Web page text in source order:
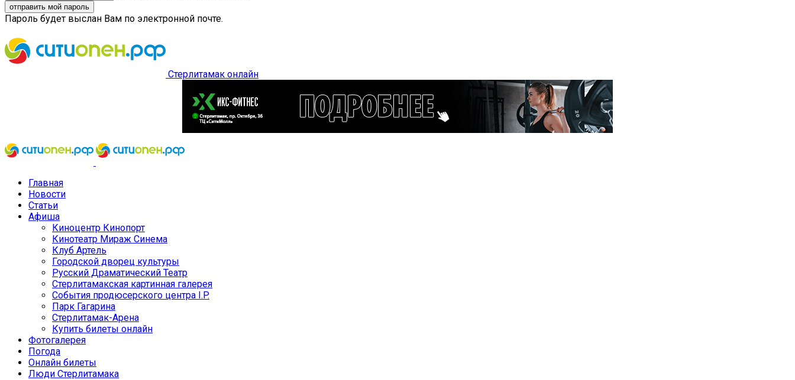
Пароль будет выслан Вам по электронной почте.
Стерлитамак онлайн
Главная
Новости
Статьи
Афиша
Киноцентр Кинопорт
Кинотеатр Мираж Синема
Клуб Артель
Городской дворец культуры
Русский Драматический Театр
Стерлитамакская картинная галерея
События продюсерского центра I.P.
Парк Гагарина
Стерлитамак-Арена
Купить билеты онлайн
Фотогалерея
Погода
Онлайн билеты
Люди Стерлитамака